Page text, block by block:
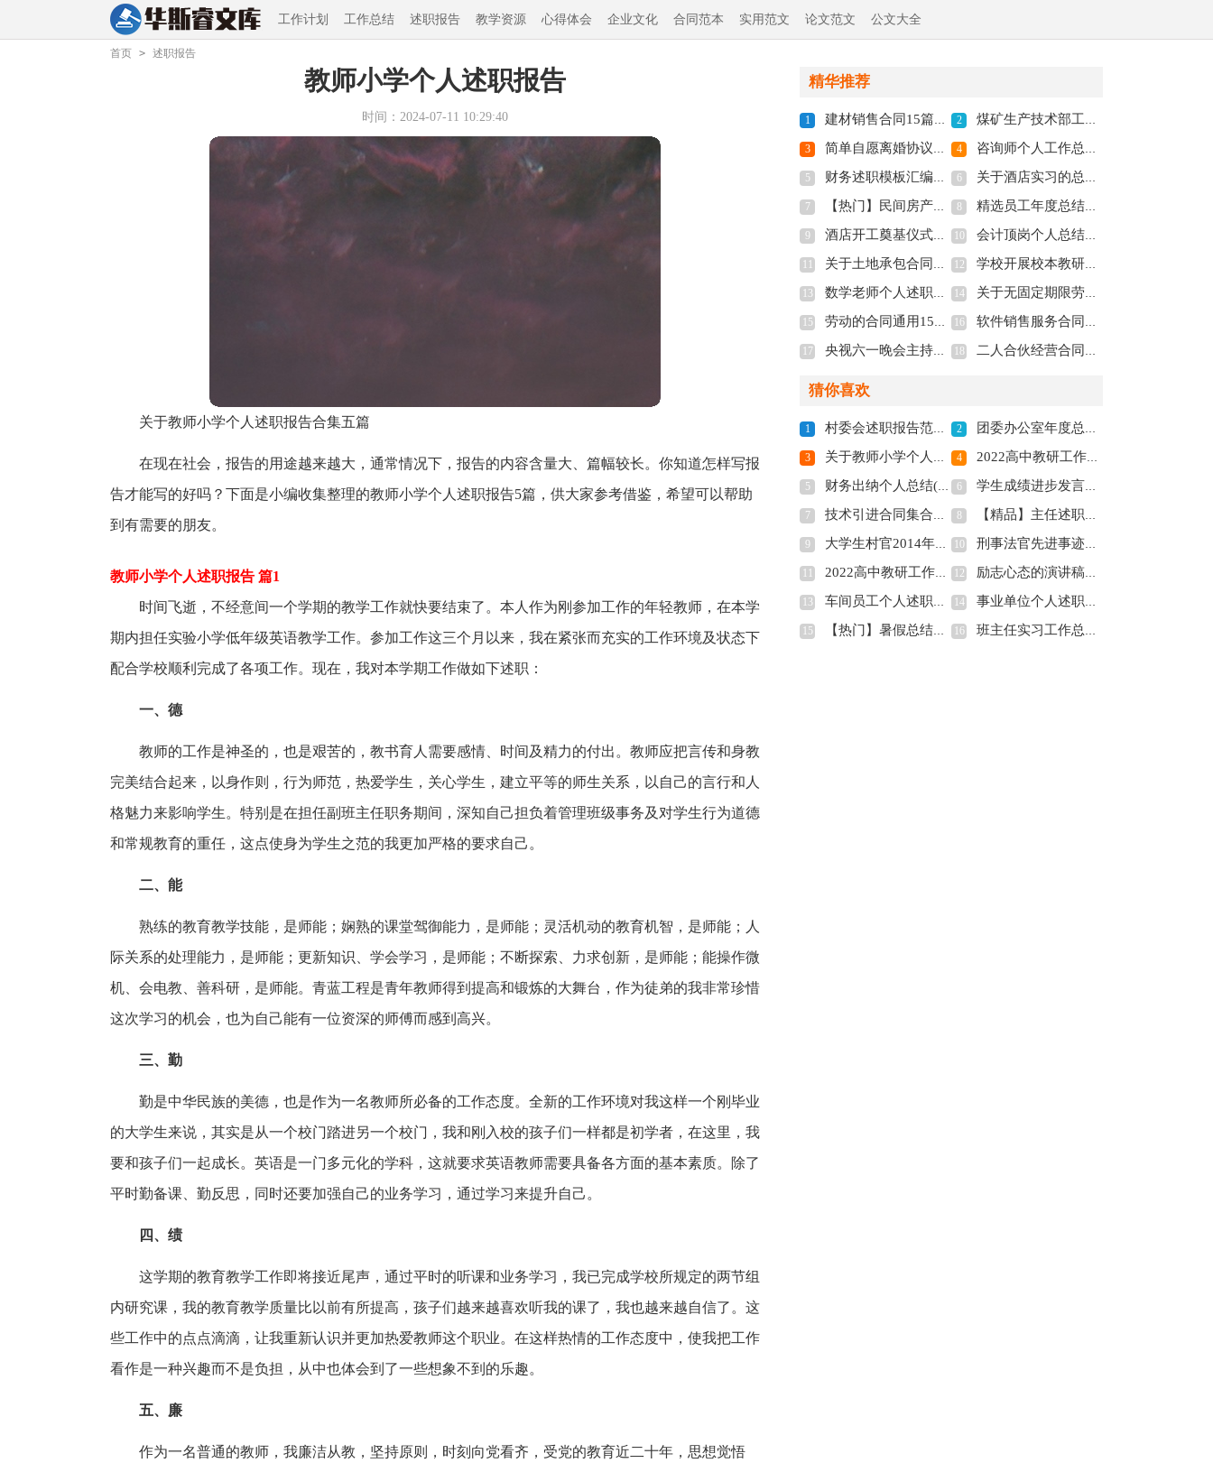
工作计划 工作总结 述职报告 教学资源 心得体会 企业文化 合同范本 实用范文 论文范文 公文大全
首页 > 述职报告
教师小学个人述职报告
时间：2024-07-11 10:29:40
关于教师小学个人述职报告合集五篇
在现在社会，报告的用途越来越大，通常情况下，报告的内容含量大、篇幅较长。你知道怎样写报
告才能写的好吗？下面是小编收集整理的教师小学个人述职报告5篇，供大家参考借鉴，希望可以帮助
到有需要的朋友。
教师小学个人述职报告 篇1
时间飞逝，不经意间一个学期的教学工作就快要结束了。本人作为刚参加工作的年轻教师，在本学
期内担任实验小学低年级英语教学工作。参加工作这三个月以来，我在紧张而充实的工作环境及状态下
配合学校顺利完成了各项工作。现在，我对本学期工作做如下述职：
一、德
教师的工作是神圣的，也是艰苦的，教书育人需要感情、时间及精力的付出。教师应把言传和身教
完美结合起来，以身作则，行为师范，热爱学生，关心学生，建立平等的师生关系，以自己的言行和人
格魅力来影响学生。特别是在担任副班主任职务期间，深知自己担负着管理班级事务及对学生行为道德
和常规教育的重任，这点使身为学生之范的我更加严格的要求自己。
二、能
熟练的教育教学技能，是师能；娴熟的课堂驾御能力，是师能；灵活机动的教育机智，是师能；人
际关系的处理能力，是师能；更新知识、学会学习，是师能；不断探索、力求创新，是师能；能操作微
机、会电教、善科研，是师能。青蓝工程是青年教师得到提高和锻炼的大舞台，作为徒弟的我非常珍惜
这次学习的机会，也为自己能有一位资深的师傅而感到高兴。
三、勤
勤是中华民族的美德，也是作为一名教师所必备的工作态度。全新的工作环境对我这样一个刚毕业
的大学生来说，其实是从一个校门踏进另一个校门，我和刚入校的孩子们一样都是初学者，在这里，我
要和孩子们一起成长。英语是一门多元化的学科，这就要求英语教师需要具备各方面的基本素质。除了
平时勤备课、勤反思，同时还要加强自己的业务学习，通过学习来提升自己。
四、绩
这学期的教育教学工作即将接近尾声，通过平时的听课和业务学习，我已完成学校所规定的两节组
内研究课，我的教育教学质量比以前有所提高，孩子们越来越喜欢听我的课了，我也越来越自信了。这
些工作中的点点滴滴，让我重新认识并更加热爱教师这个职业。在这样热情的工作态度中，使我把工作
看作是一种兴趣而不是负担，从中也体会到了一些想象不到的乐趣。
五、廉
作为一名普通的教师，我廉洁从教，坚持原则，时刻向党看齐，受党的教育近二十年，思想觉悟
精华推荐
1 建材销售合同15篇(全文共14562字) 2 煤矿生产技术部工作总结(全文共3088字)
3 简单自愿离婚协议书2022年(全文共3324字) 4 咨询师个人工作总结(全文共22115字)
5 财务述职模板汇编八篇(全文共13169字) 6 关于酒店实习的总结(全文共1222字)
7 【热门】民间房产抵押合同(全文共23566字) 8 精选员工年度总结9篇(全文共13058字)
9 酒店开工奠基仪式致辞(全文共4086字) 10 会计顶岗个人总结精选范文(全文共1166字)
关于土地承包合同范文集锦7篇(全文共6462字) 12 学校开展校本教研活动做法介绍(全文共2704字)
13 数学老师个人述职报告精选9篇(全文共11953字) 14 关于无固定期限劳动合同模板六篇(全文共5811字)
15 劳动的合同通用15篇(全文共17699字) 16 软件销售服务合同12篇(全文共8705字)
17 央视六一晚会主持词(精选多篇)(全文共11535字) 18 二人合伙经营合同6篇(全文共8701字)
猜你喜欢
1 村委会述职报告范文(全文共1525字) 2 团委办公室年度总结(全文共12229字)
3 关于教师小学个人述职报告合集五篇(全文共5115字) 4 2022高中教研工作计划通用版(全文共7754字)
5 财务出纳个人总结(全文共19159字) 6 学生成绩进步发言稿(精选多篇)(全文共7853字)
7 技术引进合同集合五篇(全文共6978字) 8 【精品】主任述职报告模板汇编8篇(全文共12326字)
9 大学生村官2014年上半年社区工作总结(全文共7645字) 10 刑事法官先进事迹材料(精选多篇)(全文共10446字)
2022高中教研工作计划通用版(全文共7754字) 12 励志心态的演讲稿高中(全文共5710字)
13 车间员工个人述职报告10篇(全文共12114字) 14 事业单位个人述职报告(集锦9篇)(全文共14654字)
15 【热门】暑假总结作文锦集五篇(全文共3137字) 16 班主任实习工作总结(全文共10398字)